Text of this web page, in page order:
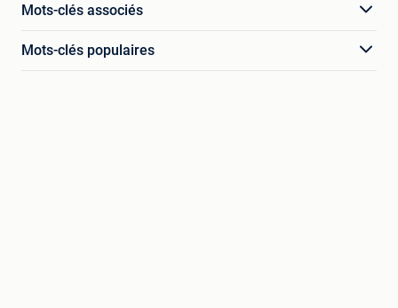
Mots-clés associés
Mots-clés populaires